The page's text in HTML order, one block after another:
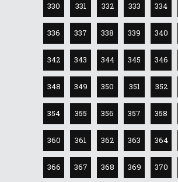
330 331 332 333 334
336 337 338 339 340
342 343 344 345 346
348 349 350 351 352
354 355 356 357 358
360 361 362 363 364
366 367 368 369 370